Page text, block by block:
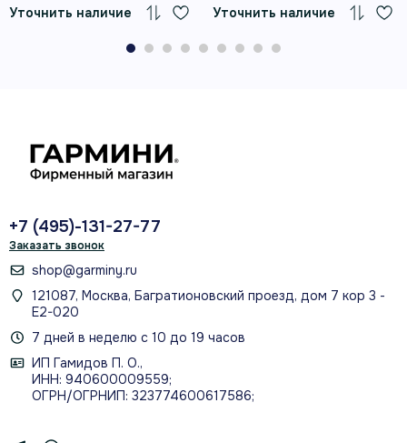
со специалистом.
организма и показывает, как на него влияют
сон, активность и стресс.
ПУЛЬСОКСИМЕТР PULSE OX
Пульсоксиметр Pulse Ox оценивает
насыщение крови кислородом во время
МОНИТОРИНГ СТРЕССА
Уточнить наличие
Уточнить наличие
+7 (495)-131-27-77
Заказать звонок
shop@garminy.ru
121087, Москва, Багратионовский проезд, дом 7 кор 3 -
Е2-020
7 дней в неделю с 10 до 19 часов
ИП Гамидов П. О.,
ИНН: 940600009559;
ОГРН/ОГРНИП: 323774600617586;